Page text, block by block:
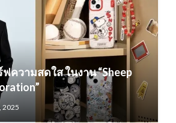
ความสดใส ในงาน “Sheep
2025